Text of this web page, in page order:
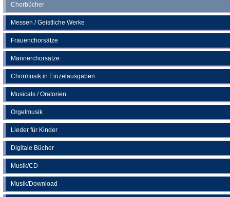
Chorbücher
Messen / Geistliche Werke
Frauenchorsätze
Männerchorsätze
Chormusik in Einzelausgaben
Musicals / Oratorien
Orgelmusik
Lieder für Kinder
Digitale Bücher
Musik/CD
Musik/Download